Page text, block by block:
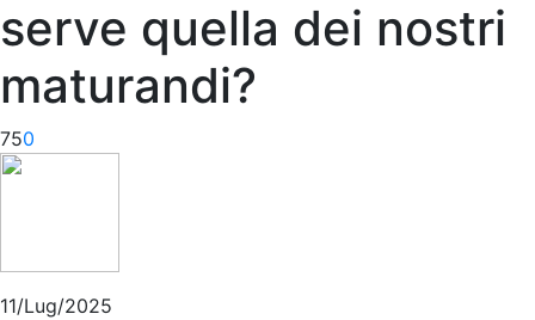
serve quella dei nostri
maturandi?
750
11/Lug/2025